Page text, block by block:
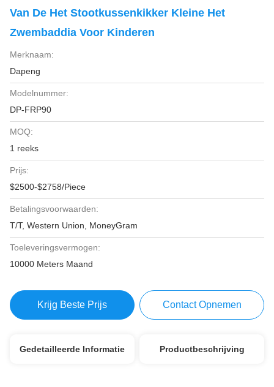
Van De Het Stootkussenkikker Kleine Het
Zwembaddia Voor Kinderen
Merknaam:
Dapeng
Modelnummer:
DP-FRP90
MOQ:
1 reeks
Prijs:
$2500-$2758/Piece
Betalingsvoorwaarden:
T/T, Western Union, MoneyGram
Toeleveringsvermogen:
10000 Meters Maand
Krijg Beste Prijs Contact Opnemen
Gedetailleerde Informatie Productbeschrijving